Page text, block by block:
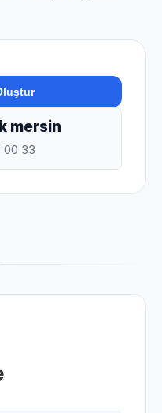
mersin
00 33